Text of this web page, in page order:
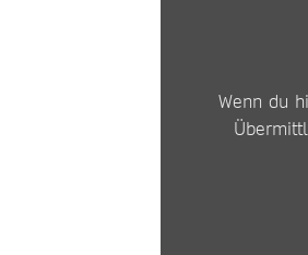
ANZEIGEN
Wenn du